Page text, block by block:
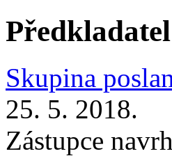
Předkladatel
Skupina
25. 5. 2018.
Zástupce